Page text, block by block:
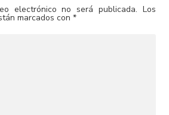
electrónico no será publicada. Los
marcados con*